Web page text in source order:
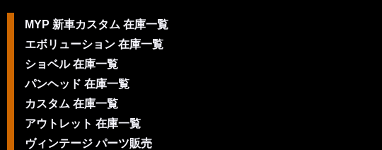
MYP 新車カスタム 在庫一覧
エボリューション 在庫一覧
ショベル 在庫一覧
パンヘッド 在庫一覧
カスタム 在庫一覧
アウトレット 在庫一覧
ヴィンテージ パーツ販売